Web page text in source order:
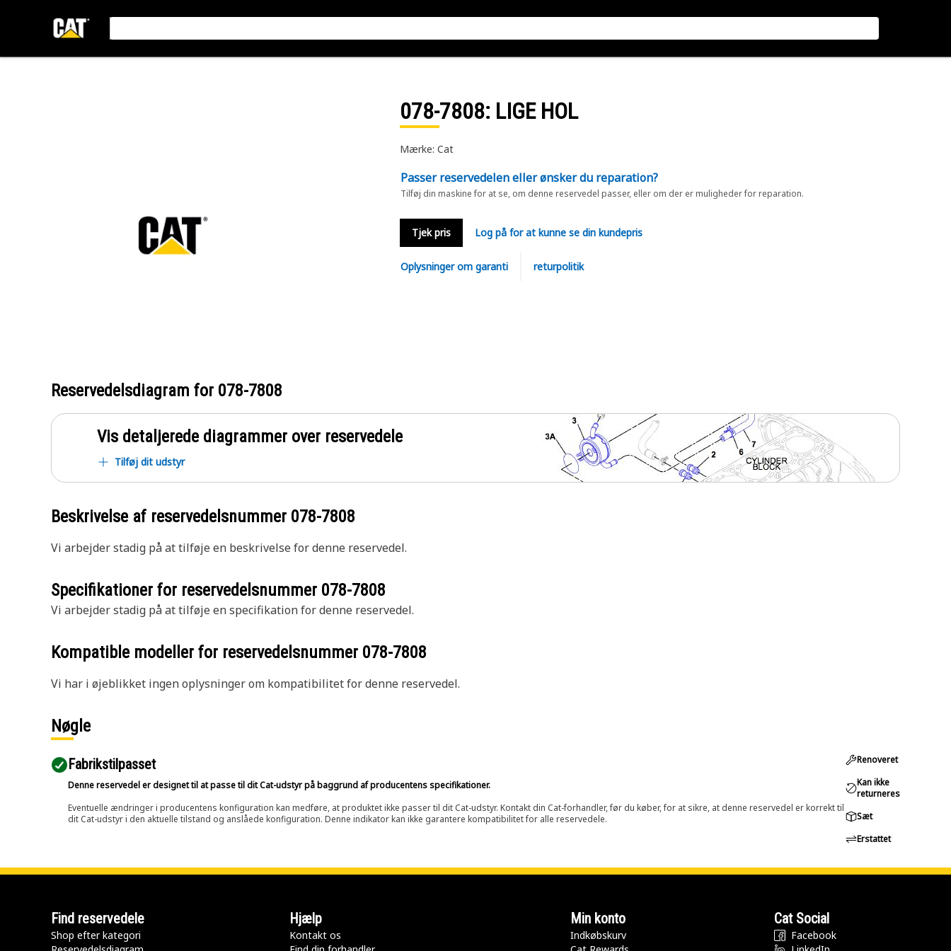
078-7808: LIGE HOL
Mærke: Cat
Passer reservedelen eller ønsker du reparation?
Tilføj din maskine for at se, om denne reservedel passer, eller om der er muligheder for reparation.
Tjek pris Log på for at kunne se din kundepris
Oplysninger om garanti returpolitik
Reservedelsdiagram for 078-7808
Vis detaljerede diagrammer over reservedele
Tilføj dit udstyr
Beskrivelse af reservedelsnummer 078-7808
Vi arbejder stadig på at tilføje en beskrivelse for denne reservedel.
Specifikationer for reservedelsnummer 078-7808
Vi arbejder stadig på at tilføje en specifikation for denne reservedel.
Kompatible modeller for reservedelsnummer 078-7808
Vi har i øjeblikket ingen oplysninger om kompatibilitet for denne reservedel.
Nøgle
Fabrikstilpasset
Denne reservedel er designet til at passe til dit Cat-udstyr på baggrund af producentens specifikationer.
Eventuelle ændringer i producentens konfiguration kan medføre, at produktet ikke passer til dit Cat-udstyr. Kontakt din Cat-forhandler, før du køber, for at sikre, at denne reservedel er korrekt til
dit Cat-udstyr i den aktuelle tilstand og anslåede konfiguration. Denne indikator kan ikke garantere kompatibilitet for alle reservedele.
Renoveret
Kan ikke
returneres
Sæt
Erstattet
Find reservedele
Shop efter kategori
Hjælp
Kontakt os
Min konto
Indkøbskurv
Cat Social
Facebook